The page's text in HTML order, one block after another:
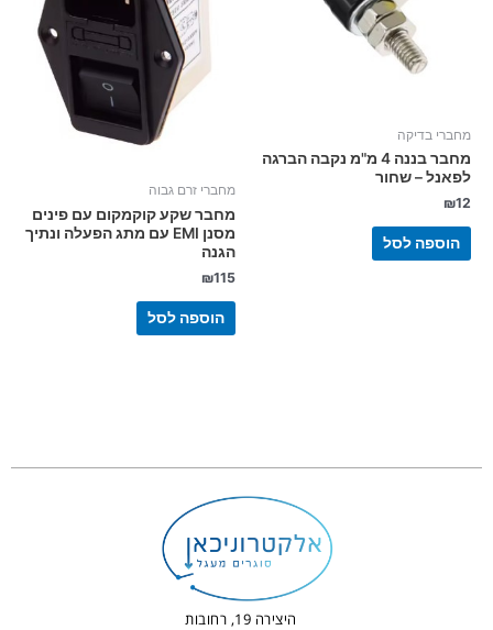
מחברי בדיקה
מחבר בננה 4 מ"מ נקבה הברגה
לפאנל – שחור
₪12
הוספה לסל
מחברי זרם גבוה
מחבר שקע קוקמקום עם פינים
מסנן EMI עם מתג הפעלה ונתיך
הגנה
₪115
הוספה לסל
היצירה 19, רחובות